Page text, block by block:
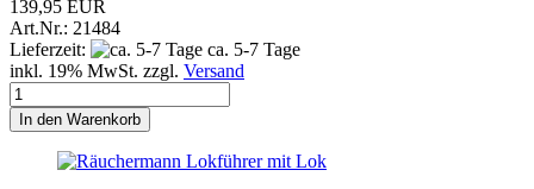
139,95 EUR
Art.Nr.: 21484
Lieferzeit:
ca. 5-7 Tage
inkl. 19% MwSt. zzgl. Versand
In den Warenkorb